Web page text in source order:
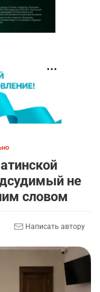
не
словом
Написать автору